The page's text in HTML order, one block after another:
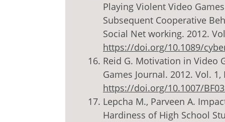
Playing Violent Video
Subsequent Cooperative
Social Net working. 2012.
https://doi.org/10.1089/
Reid G. Motivation in Video
Games Journal. 2012. Vol.
https://doi.org/10.1007/
Lepcha M., Parveen A.
Hardiness of High School